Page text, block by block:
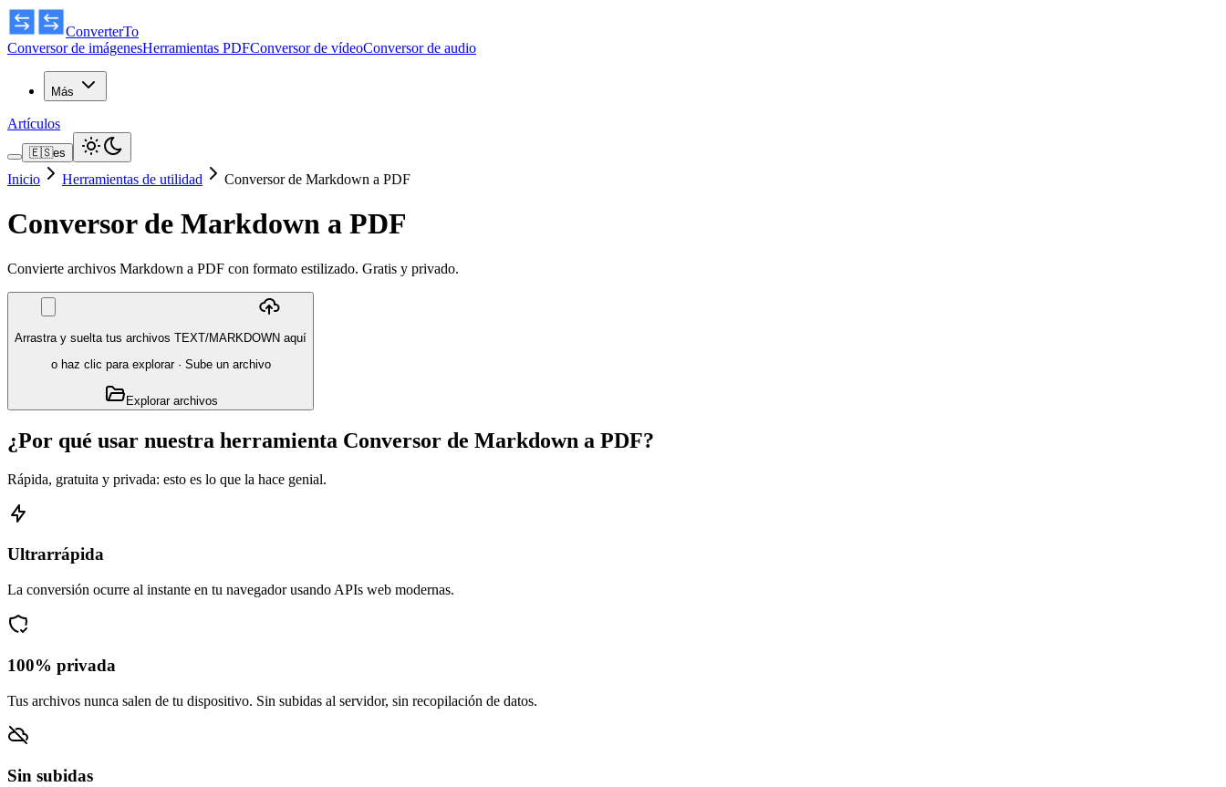
ConverterTo
Conversor de imágenesHerramientas PDFConversor de vídeoConversor de audio
Más
Artículos
🇪🇸es
Inicio Herramientas de utilidad Conversor de Markdown a PDF
Conversor de Markdown a PDF
Convierte archivos Markdown a PDF con formato estilizado. Gratis y privado.
Arrastra y suelta tus archivos TEXT/MARKDOWN aquí
o haz clic para explorar· Sube un archivo
Explorar archivos
¿Por qué usar nuestra herramienta Conversor de Markdown a PDF?
Rápida, gratuita y privada: esto es lo que la hace genial.
Ultrarrápida
La conversión ocurre al instante en tu navegador usando APIs web modernas.
100% privada
Tus archivos nunca salen de tu dispositivo. Sin subidas al servidor, sin recopilación de datos.
Sin subidas